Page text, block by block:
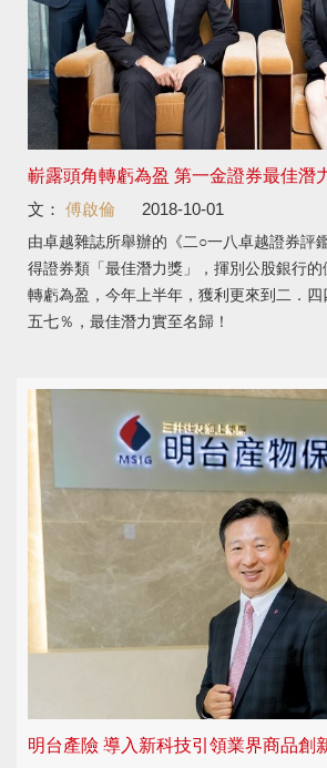
嶄露頭角轉虧為盈 第一金證券最佳潛
文： 傅啟倫 2018-10-01
由卓越雜誌所舉辦的《二○一八卓越證券評
得證券類「最佳潛力獎」，揮別公股銀行
轉虧為盈，今年上半年，獲利更來到二．
五七％，最佳潛力實至名歸！
明台產險 導入新科技引領業界商品創